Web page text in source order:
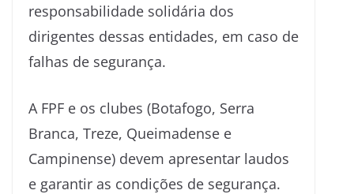
responsabilidade solidária dos
dirigentes dessas entidades, em caso de
falhas de segurança.
A FPF e os clubes (Botafogo, Serra
Branca, Treze, Queimadense e
Campinense) devem apresentar laudos
e garantir as condições de segurança.